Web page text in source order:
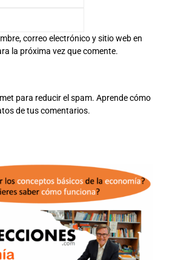
correo electrónico y sitio web en
la próxima vez que comente.
para reducir el spam. Aprende cómo
de tus comentarios.